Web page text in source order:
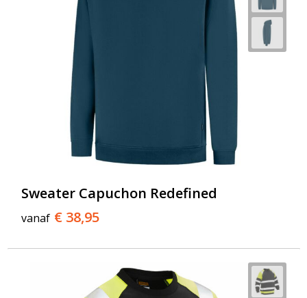
Sweater Capuchon Redefined
vanaf € 38,95